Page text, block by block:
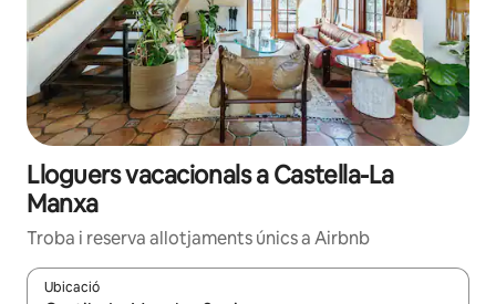
Lloguers vacacionals a Castella-La
Manxa
Troba i reserva allotjaments únics a Airbnb
Ubicació